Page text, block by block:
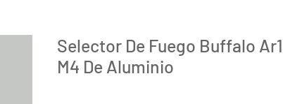
Selector De Fuego Buffalo
M4 De Aluminio